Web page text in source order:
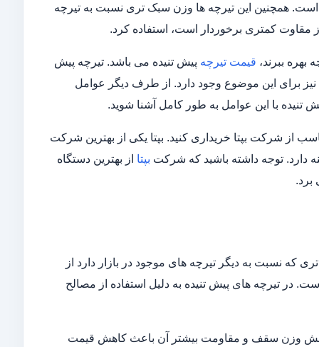
است. همچنین این تیرچه ها وزن سبک تری نسبت به تیرچه
مقاوت کمتری برخوردار است، استفاده کرد.
ببرند، قیمت تیرچه پیش تنیده می باشد. تیرچه پیش
نیز برای این موضوع وجود دارد. از طرف دیگر عوامل
تنیده با این عوامل به طور کامل آشنا شوید.
از شرکت بپتا خریداری کنید. بپتا یکی از بهترین شرکت
دارد. توجه داشته باشید که شرکت بپتا از بهترین دستگاه
برد.
که نسبت به دیگر تیرچه های موجود در بازار دارد از
در تیرچه های پیش تنیده به دلیل استفاده از مصالح
کاهش وزن سقف و مقاومت بیشتر آن باعث کاهش قیمت